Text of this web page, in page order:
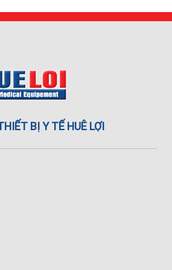
BỊ Y TẾ HUÊ LỢI